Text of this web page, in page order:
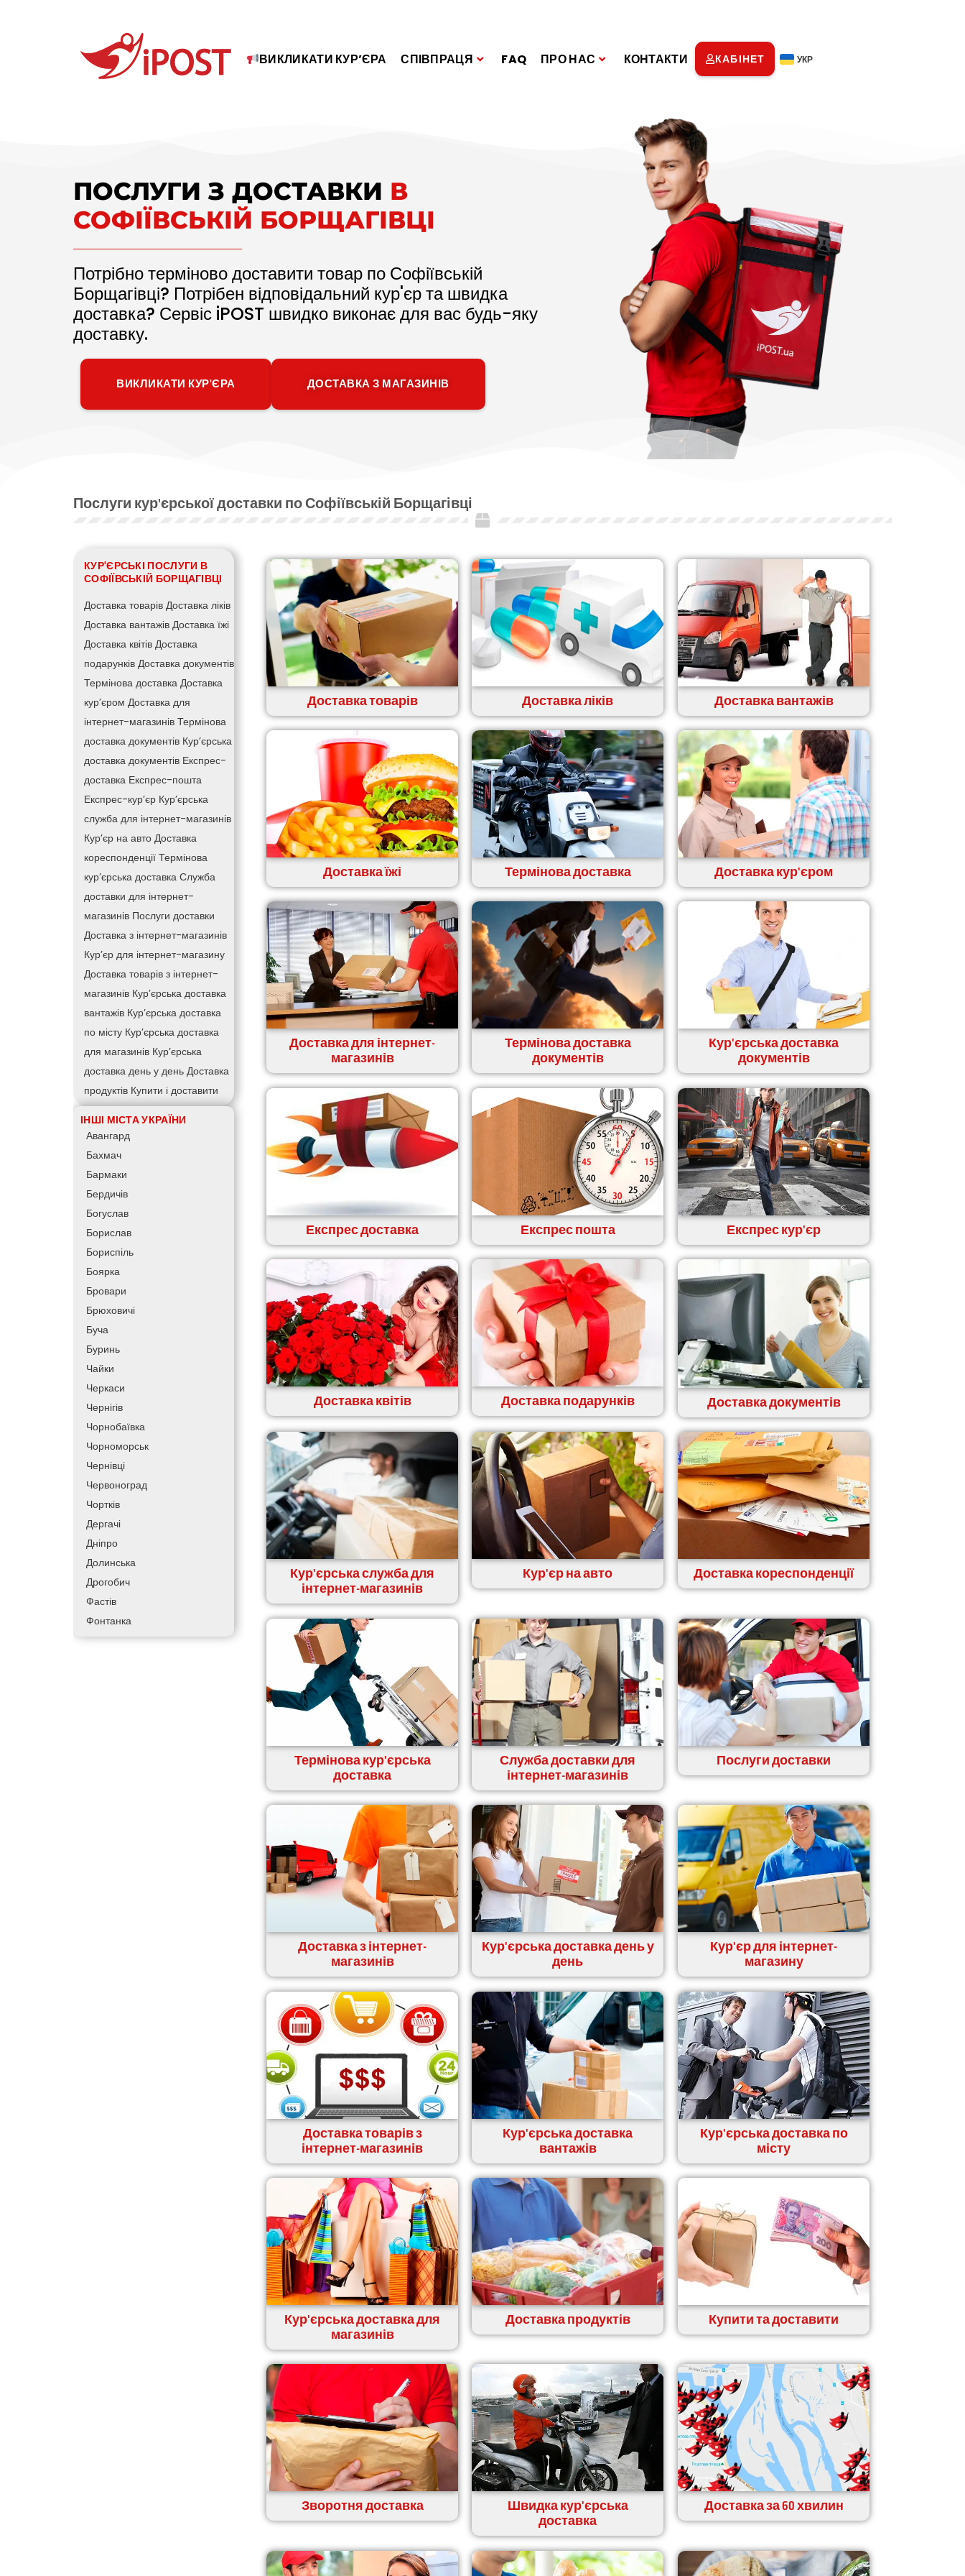
ВИКЛИКАТИ КУР’ЄРА СПІВПРАЦЯ FAQ ПРО НАС КОНТАКТИ КАБІНЕТ УКР
ПОСЛУГИ З ДОСТАВКИ В
СОФІЇВСЬКІЙ БОРЩАГІВЦІ
Потрібно терміново доставити товар по Софіївській
Борщагівці? Потрібен відповідальний кур'єр та швидка
доставка? Сервіс iPOST швидко виконає для вас будь-яку
доставку.
ВИКЛИКАТИ КУР'ЄРА ДОСТАВКА З МАГАЗИНІВ
Послуги кур'єрської доставки по Софіївській Борщагівці
КУР'ЄРСЬКІ ПОСЛУГИ В
СОФІЇВСЬКІЙ БОРЩАГІВЦІ
Доставка товарів Доставка ліків
Доставка вантажів Доставка їжі
Доставка квітів Доставка
подарунків Доставка документів
Термінова доставка Доставка
кур’єром Доставка для
інтернет-магазинів Термінова
доставка документів Кур’єрська
доставка документів Експрес-
доставка Експрес-пошта
Експрес-кур’єр Кур’єрська
служба для інтернет-магазинів
Кур’єр на авто Доставка
кореспонденції Термінова
кур’єрська доставка Служба
доставки для інтернет-
магазинів Послуги доставки
Доставка з інтернет-магазинів
Кур’єр для інтернет-магазину
Доставка товарів з інтернет-
магазинів Кур’єрська доставка
вантажів Кур’єрська доставка
по місту Кур’єрська доставка
для магазинів Кур’єрська
доставка день у день Доставка
продуктів Купити і доставити
Зворотна доставка Швидка
кур’єрська доставка
за 60 хвилин
клієнту
АТБ доставка
Варус доставка
ІНШІ МІСТА УКРАЇНИ
Авангард
Бахмач
Бармаки
Бердичів
Богуслав
Борислав
Бориспіль
Боярка
Бровари
Брюховичі
Буча
Буринь
Чайки
Черкаси
Чернігів
Чорнобаївка
Чорноморськ
Чернівці
Червоноград
Чортків
Дергачі
Дніпро
Долинська
Дрогобич
Фастів
Фонтанка
Гадяч
Доставка товарів Доставка ліків Доставка вантажів
Доставка їжі Термінова доставка Доставка кур'єром
Доставка для інтернет-
магазинів
Термінова доставка
документів
Кур'єрська доставка
документів
Експрес доставка Експрес пошта Експрес кур'єр
Доставка квітів Доставка подарунків Доставка документів
Кур'єрська служба для
інтернет-магазинів
Кур'єр на авто Доставка кореспонденції
Термінова кур'єрська
доставка
Служба доставки для
інтернет-магазинів
Послуги доставки
Доставка з інтернет-
магазинів
Кур'єрська доставка день у
день
Кур'єр для інтернет-
магазину
Доставка товарів з
інтернет-магазинів
Кур'єрська доставка
вантажів
Кур'єрська доставка по
місту
Кур'єрська доставка для
магазинів
Доставка продуктів Купити та доставити
Зворотня доставка Швидка кур'єрська
доставка
Доставка за 60 хвилин